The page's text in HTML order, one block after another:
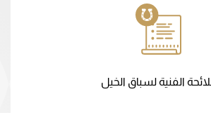
الفنية لسباق الخيل